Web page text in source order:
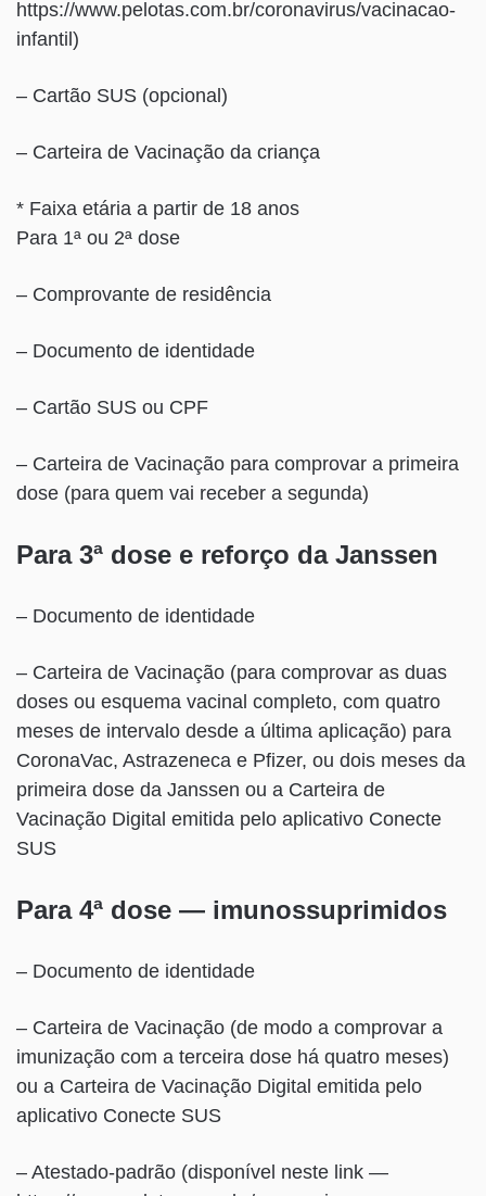
https://www.pelotas.com.br/coronavirus/vacinacao-
infantil)
– Cartão SUS (opcional)
– Carteira de Vacinação da criança
* Faixa etária a partir de 18 anos
Para 1ª ou 2ª dose
– Comprovante de residência
– Documento de identidade
– Cartão SUS ou CPF
– Carteira de Vacinação para comprovar a primeira
dose (para quem vai receber a segunda)
Para 3ª dose e reforço da Janssen
– Documento de identidade
– Carteira de Vacinação (para comprovar as duas
doses ou esquema vacinal completo, com quatro
meses de intervalo desde a última aplicação) para
CoronaVac, Astrazeneca e Pfizer, ou dois meses da
primeira dose da Janssen ou a Carteira de
Vacinação Digital emitida pelo aplicativo Conecte
SUS
Para 4ª dose — imunossuprimidos
– Documento de identidade
– Carteira de Vacinação (de modo a comprovar a
imunização com a terceira dose há quatro meses)
ou a Carteira de Vacinação Digital emitida pelo
aplicativo Conecte SUS
– Atestado-padrão (disponível neste link —